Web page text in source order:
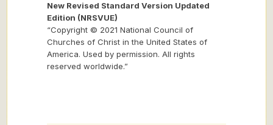
New Revised Standard Version Updated
Edition (NRSVUE)
“Copyright © 2021 National Council of
Churches of Christ in the United States of
America. Used by permission. All rights
reserved worldwide.”